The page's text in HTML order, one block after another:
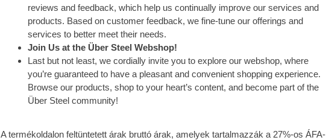
reviews and feedback, which help us continually improve our services and
products. Based on customer feedback, we fine-tune our offerings and
services to better meet their needs.
Join Us at the Über Steel Webshop!
Last but not least, we cordially invite you to explore our webshop, where
you’re guaranteed to have a pleasant and convenient shopping experience.
Browse our products, shop to your heart’s content, and become part of the
Über Steel community!
A termékoldalon feltüntetett árak bruttó árak, amelyek tartalmazzák a 27%-os ÁFA-